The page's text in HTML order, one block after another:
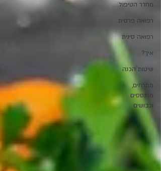
מחדר הטיפול
רפואה פרסית
רפואה סינית
איך?
שיטות הכנה
ממרחים,
מותססים
וכבושים